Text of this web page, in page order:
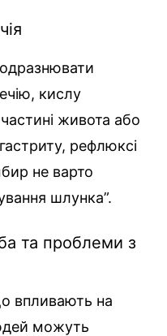
кислу
живота або
рефлюксі
не варто
шлунка”.
та проблеми з
впливають на
можуть